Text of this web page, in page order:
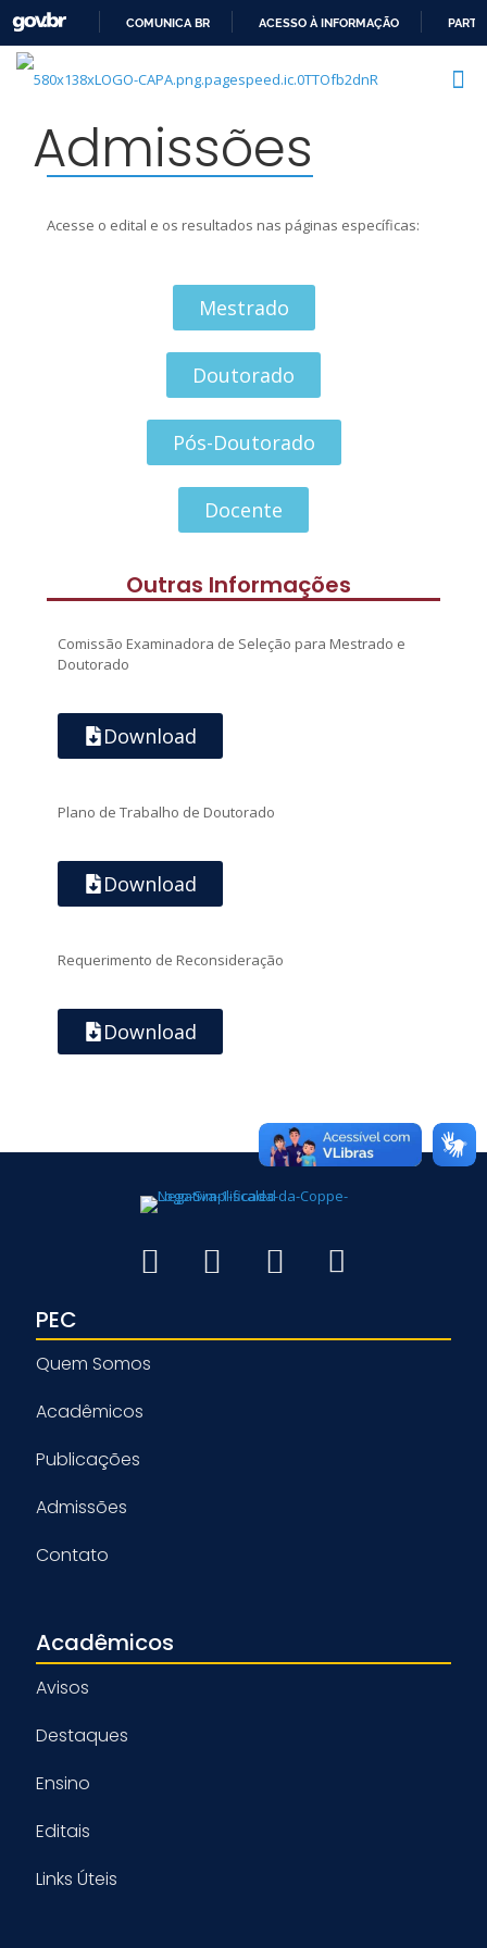
PARA
COMUNICA BR ACESSO À INFORMAÇÃO
Admissões
Acesse o edital e os resultados nas páginas específicas:
Mestrado
Doutorado
Pós-Doutorado
Docente
Outras Informações
Comissão Examinadora de Seleção para Mestrado e
Doutorado
Download
Plano de Trabalho de Doutorado
Download
Requerimento de Reconsideração
Download
PEC
Quem Somos
Acadêmicos
Publicações
Admissões
Contato
Acadêmicos
Avisos
Destaques
Ensino
Editais
Links Úteis